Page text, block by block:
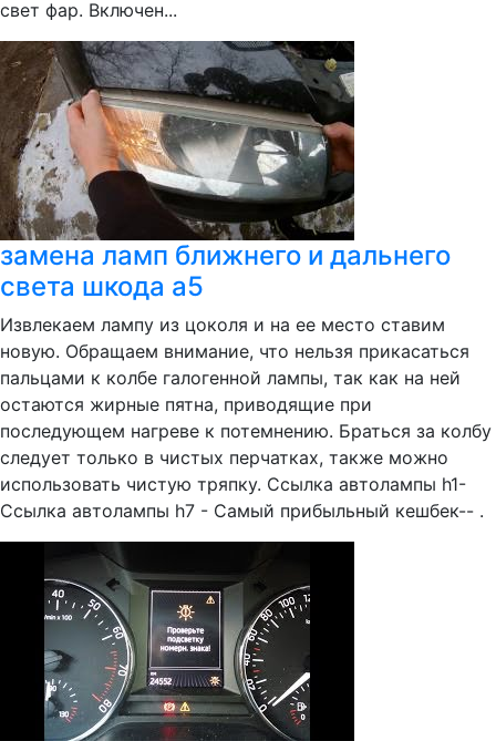
свет фар. Включен...
замена ламп ближнего и дальнего
света шкода а5
Извлекаем лампу из цоколя и на ее место ставим
новую. Обращаем внимание, что нельзя прикасаться
пальцами к колбе галогенной лампы, так как на ней
остаются жирные пятна, приводящие при
последующем нагреве к потемнению. Браться за колбу
следует только в чистых перчатках, также можно
использовать чистую тряпку. Ссылка автолампы h1-
Ссылка автолампы h7 - Самый прибыльный кешбек-- .